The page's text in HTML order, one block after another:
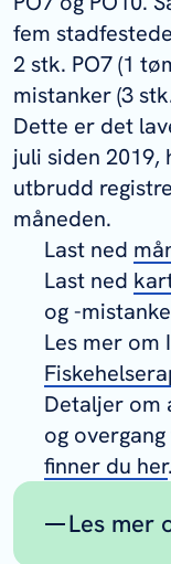
fem
2 stk. PO7 (1
mistanker (3
Dette er det
juli siden 2019,
utbrudd
måneden.
Last ned
Last ned
og -
Les mer om
Detaljer om
og
finner du her.
Les mer